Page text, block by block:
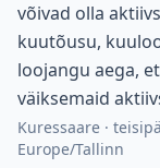
võivad olla
kuutõusu,
loojangu aega,
väiksemaid
Kuressaare ·
Europe/Tallinn